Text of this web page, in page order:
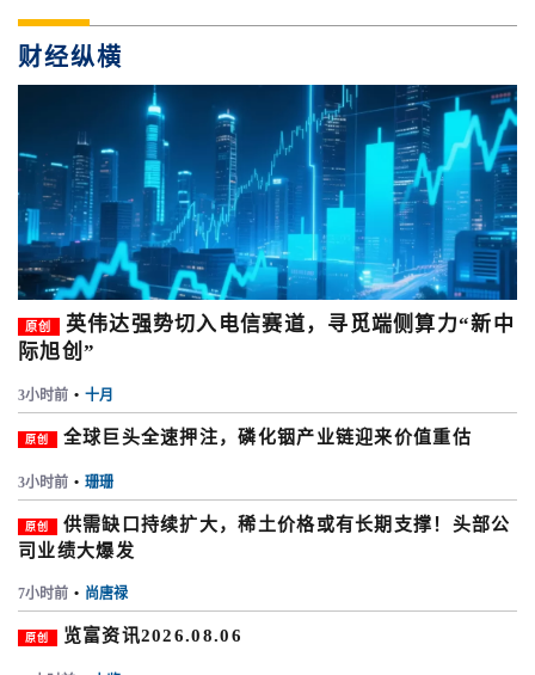
财经纵横
原创
英伟达强势切入电信赛道，寻觅端侧算力“新中
际旭创”
3小时前 • 十月
原创 全球巨头全速押注，磷化铟产业链迎来价值重估
3小时前 • 珊珊
原创
供需缺口持续扩大，稀土价格或有长期支撑！头部公
司业绩大爆发
7小时前 • 尚唐禄
原创 览富资讯2026.08.06